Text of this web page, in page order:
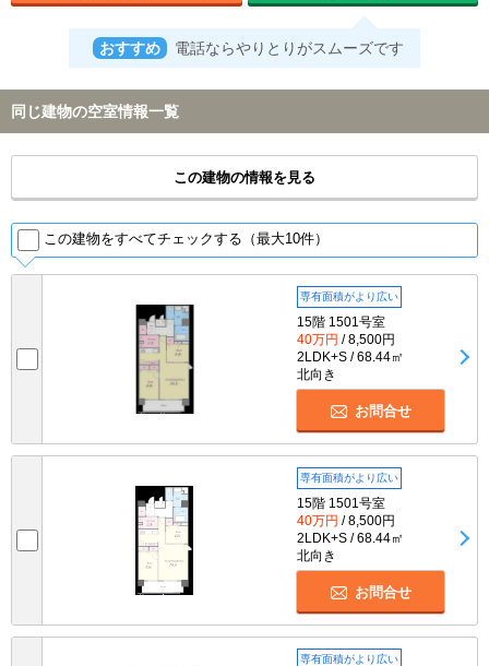
おすすめ 電話ならやりとりがスムーズです
同じ建物の空室情報一覧
この建物の情報を見る
この建物をすべてチェックする（最大10件）
専有面積がより広い
15階 1501号室
40万円 / 8,500円
2LDK+S / 68.44㎡
北向き
お問合せ
専有面積がより広い
15階 1501号室
40万円 / 8,500円
2LDK+S / 68.44㎡
北向き
お問合せ
専有面積がより広い